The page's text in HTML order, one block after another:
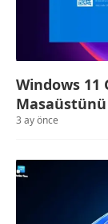
Windows 11
Masaüstünü
3 ay önce